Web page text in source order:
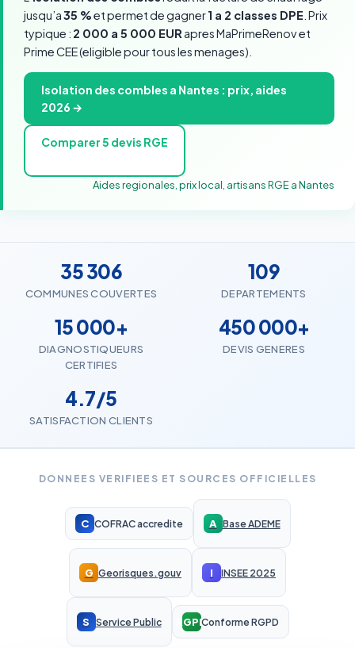
jusqu’a35 %et permet de gagner1 a 2 classes DPE . Prix
typique : 2 000 a 5 000 EUR apres MaPrimeRenov et
Prime CEE (eligible pour tous les menages).
Isolation des combles a Nantes : prix, aides
2026 →
Comparer 5 devis RGE
Aides regionales, prix local, artisans RGE a Nantes
35 306
COMMUNES COUVERTES
109
DEPARTEMENTS
15 000+
DIAGNOSTIQUEURS
CERTIFIES
450 000+
DEVIS GENERES
4.7/5
SATISFACTION CLIENTS
DONNEES VERIFIEES ET SOURCES OFFICIELLES
C COFRAC accredite A Base ADEME
G Georisques.gouv I INSEE 2025
S Service Public RGPDConforme RGPD